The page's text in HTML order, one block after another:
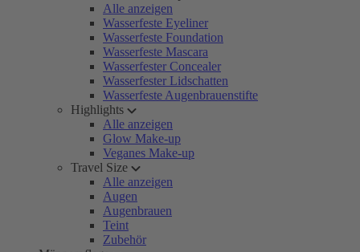
Alle anzeigen
Wasserfeste Eyeliner
Wasserfeste Foundation
Wasserfeste Mascara
Wasserfester Concealer
Wasserfester Lidschatten
Wasserfeste Augenbrauenstifte
Highlights
Alle anzeigen
Glow Make-up
Veganes Make-up
Travel Size
Alle anzeigen
Augen
Augenbrauen
Teint
Zubehör